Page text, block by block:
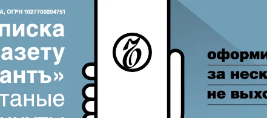
Реклама в «Ъ» www.kommersant.ru/ad